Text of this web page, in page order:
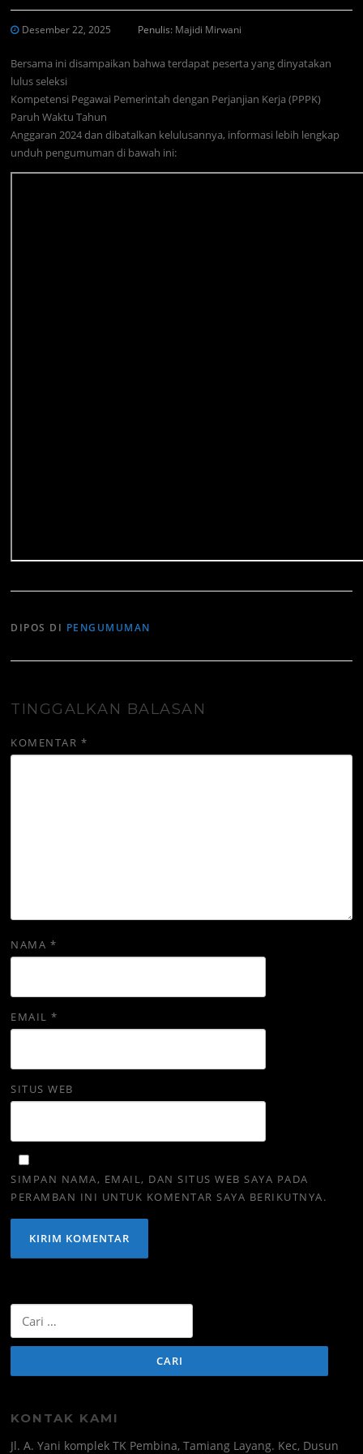
Desember 22, 2025 Penulis: Majidi Mirwani
Bersama ini disampaikan bahwa terdapat peserta yang dinyatakan
lulus seleksi
Kompetensi Pegawai Pemerintah dengan Perjanjian Kerja (PPPK)
Paruh Waktu Tahun
Anggaran 2024 dan dibatalkan kelulusannya, informasi lebih lengkap
unduh pengumuman di bawah ini:
DIPOS DI PENGUMUMAN
TINGGALKAN BALASAN
KOMENTAR *
NAMA *
EMAIL*
SITUS WEB
SIMPAN NAMA, EMAIL, DAN SITUS WEB SAYA PADA
PERAMBAN INI UNTUK KOMENTAR SAYA BERIKUTNYA.
untuk:
KONTAK KAMI
Jl. A. Yani komplek TK Pembina, Tamiang Layang. Kec, Dusun